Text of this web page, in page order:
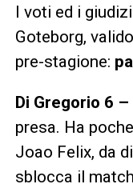
I voti ed i
Goteborg,
pre-stagione:
Di Gregorio 6 –
presa. Ha
Joao Felix, da
sblocca il